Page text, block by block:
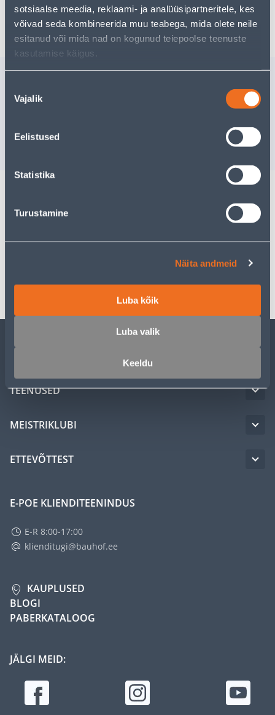
sotsiaalse meedia, reklaami- ja analüüsipartneritele, kes
võivad seda kombineerida muu teabega, mida olete neile
esitanud või mida nad on kogunud teiepoolse teenuste
kasutamise käigus.
valik
Vajalik
Eelistused
Statistika
Turustamine
Näita andmeid
Luba kõik
Luba valik
Keeldu
Tarne pole võimalik
Sarnased tooted
BD 630/1
412.00 €
267 .80 €
sisselogitud
Kirjeldus
Spetsifikatsioon
TEENUSED
MEISTRIKLUBI
ETTEVÕTTEST
E-POE KLIENDITEENINDUS
E-R 8:00-17:00
klienditugi@bauhof.ee
KAUPLUSED
BLOGI
PABERKATALOOG
JÄLGI MEID: